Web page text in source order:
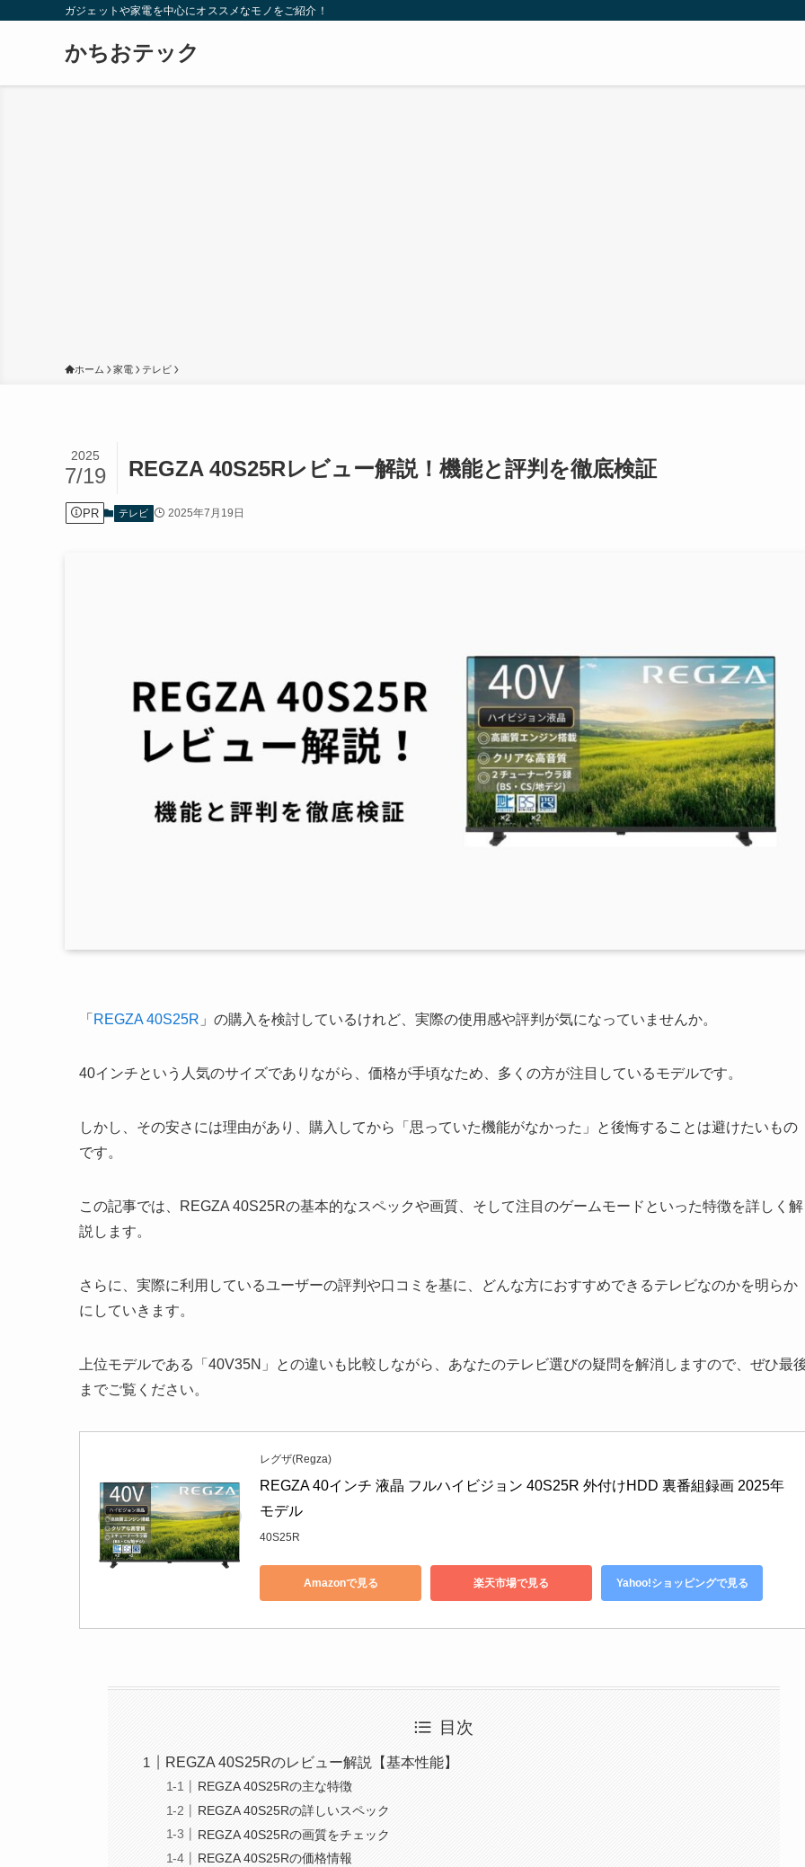
ガジェットや家電を中心にオススメなモノをご紹介！
かちおテック
ホーム 家電 テレビ
REGZA 40S25Rレビュー解説！機能と評判を徹底検証
2025
7/19
PR テレビ 2025年7月19日
「 REGZA 40S25R 」の購入を検討しているけれど、実際の使用感や評判が気になっていませんか。
40インチという人気のサイズでありながら、価格が手頃なため、多くの方が注目しているモデルです。
しかし、その安さには理由があり、購入してから「思っていた機能がなかった」と後悔することは避けたいもの
です。
この記事では、REGZA 40S25Rの基本的なスペックや画質、そして注目のゲームモードといった特徴を詳しく解
説します。
さらに、実際に利用しているユーザーの評判や口コミを基に、どんな方におすすめできるテレビなのかを明らか
にしていきます。
上位モデルである「40V35N」との違いも比較しながら、あなたのテレビ選びの疑問を解消しますので、ぜひ最
までご覧ください。
レグザ(Regza)
REGZA 40インチ 液晶 フルハイビジョン 40S25R 外付けHDD 裏番組録画 2025年
モデル
40S25R
Amazonで見る 楽天市場で見る Yahoo!ショッピングで見る
目次
REGZA 40S25Rのレビュー解説【基本性能】
REGZA 40S25Rの主な特徴
REGZA 40S25Rの詳しいスペック
REGZA 40S25Rの画質をチェック
REGZA 40S25Rの価格情報